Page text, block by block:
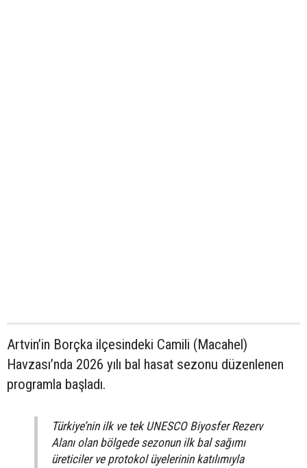
Artvin’in Borçka ilçesindeki Camili (Macahel)
Havzası’nda 2026 yılı bal hasat sezonu düzenlenen
programla başladı.
Türkiye’nin ilk ve tek UNESCO Biyosfer Rezerv
Alanı olan bölgede sezonun ilk bal sağımı
üreticiler ve protokol üyelerinin katılımıyla